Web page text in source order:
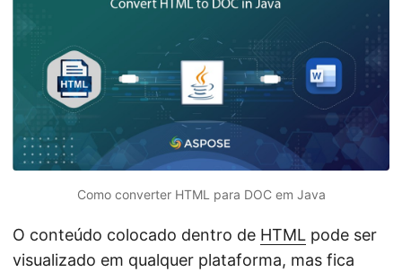
Como converter HTML para DOC em Java
O conteúdo colocado dentro de HTML pode ser
visualizado em qualquer plataforma, mas fica